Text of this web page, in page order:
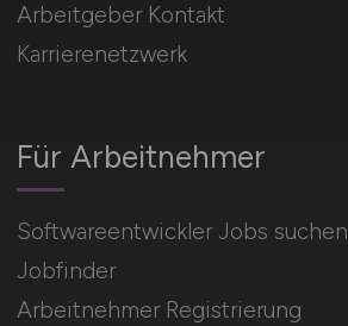
Für Arbeitnehmer
Softwareentwickler Jobs suchen
Jobfinder
Arbeitnehmer Registrierung
Arbeitgeber Kontakt
Karrierenetzwerk